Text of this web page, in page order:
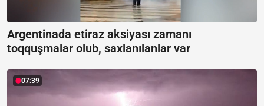
Argentinada etiraz aksiyası zamanı
toqquşmalar olub, saxlanılanlar var
07:39